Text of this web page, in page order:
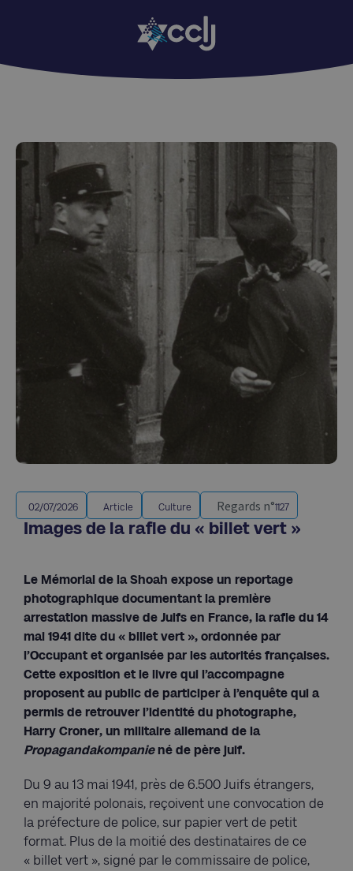
02/07/2026 Article Culture Regards n°1127
Images de la rafle du « billet vert »
Le Mémorial de la Shoah expose un reportage
photographique documentant la première
arrestation massive de Juifs en France, la rafle du 14
mai 1941 dite du « billet vert », ordonnée par
l’Occupant et organisée par les autorités françaises.
Cette exposition et le livre qui l’accompagne
proposent au public de participer à l’enquête qui a
permis de retrouver l’identité du photographe,
Harry Croner, un militaire allemand de la
Propagandakompaniené de père juif.
Du 9 au 13 mai 1941, près de 6.500 Juifs étrangers,
en majorité polonais, reçoivent une convocation de
la préfecture de police, sur papier vert de petit
format. Plus de la moitié des destinataires de ce
« billet vert », signé par le commissaire de police,